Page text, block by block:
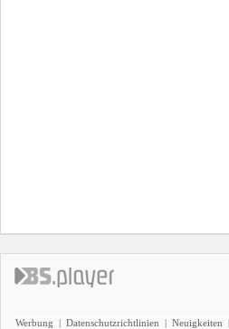
Werbung | Datenschutzrichtlinien | Neuigkeiten |